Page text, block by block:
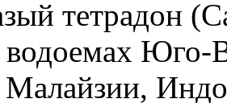
тетрадон
водоемах Юго-